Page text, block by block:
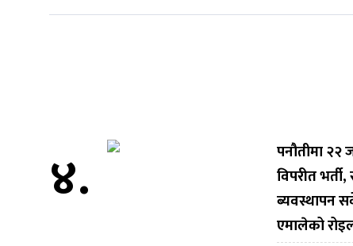
४.
पनौतीमा २२
विपरीत
ब्यवस्थापन
एमालेको